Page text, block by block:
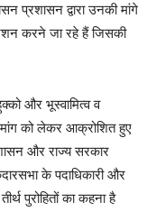
प्रशासन द्वारा उनकी मांगे
करने जा रहे हैं जिसकी
और भूस्वामित्व व
को लेकर आक्रोशित हुए
और राज्य सरकार
के पदाधिकारी और
पुरोहितों का कहना है